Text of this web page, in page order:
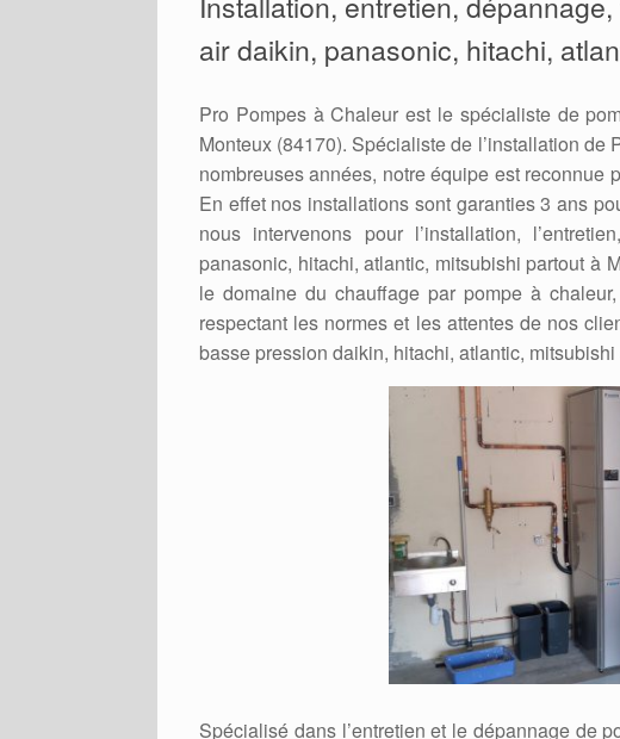
air daikin, panasonic, hitachi,
Pro Pompes à Chaleur est le spécialiste de
Monteux (84170). Spécialiste de l’installation
nombreuses années, notre équipe est
En effet nos installations sont garanties 3 ans
nous intervenons pour l’installation,
panasonic, hitachi, atlantic, mitsubishi partout à
le domaine du chauffage par pompe à
respectant les normes et les attentes de nos
basse pression daikin, hitachi, atlantic,
Spécialisé dans l’entretien et le dépannage de